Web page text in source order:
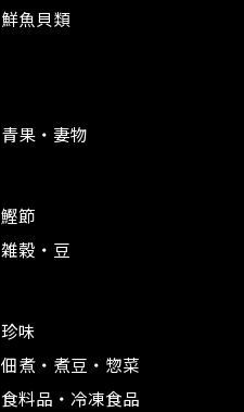
鮮魚貝類
青果・妻物
鰹節
雑穀・豆
珍味
佃煮・煮豆・惣菜
食料品・冷凍食品